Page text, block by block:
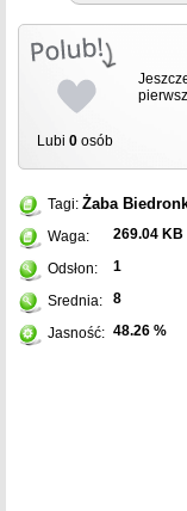
Lubi 0 osób
Tagi: Żaba
Waga: 269.04 KB
Odsłon: 1
Srednia: 8
Jasność: 48.26 %